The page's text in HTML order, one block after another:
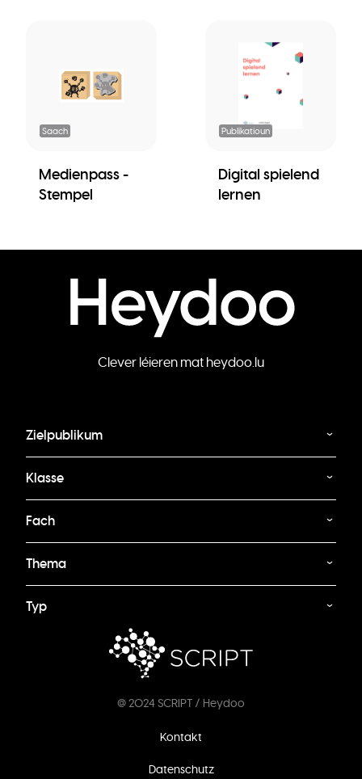
Saach
Medienpass -
Stempel
Publikatioun
Digital spielend
lernen
Clever léieren mat heydoo.lu
Zielpublikum
Klasse
Fach
Thema
Typ
@ 2024 SCRIPT / Heydoo
Kontakt
Datenschutz